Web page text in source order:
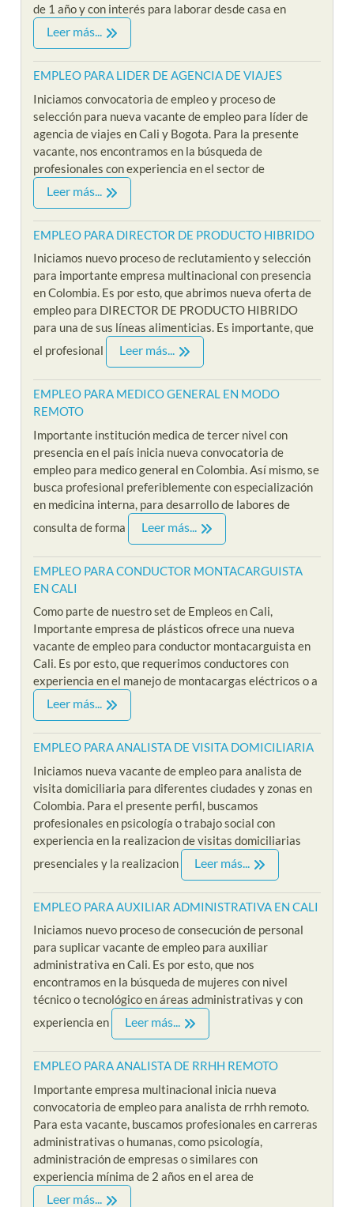
de 1 año y con interés para laborar desde casa en
Leer más...
EMPLEO PARA LIDER DE AGENCIA DE VIAJES
Iniciamos convocatoria de empleo y proceso de
selección para nueva vacante de empleo para líder de
agencia de viajes en Cali y Bogota. Para la presente
vacante, nos encontramos en la búsqueda de
profesionales con experiencia en el sector de
Leer más...
EMPLEO PARA DIRECTOR DE PRODUCTO HIBRIDO
Iniciamos nuevo proceso de reclutamiento y selección
para importante empresa multinacional con presencia
en Colombia. Es por esto, que abrimos nueva oferta de
empleo para DIRECTOR DE PRODUCTO HIBRIDO
para una de sus líneas alimenticias. Es importante, que
el profesional
Leer más...
EMPLEO PARA MEDICO GENERAL EN MODO
REMOTO
Importante institución medica de tercer nivel con
presencia en el país inicia nueva convocatoria de
empleo para medico general en Colombia. Así mismo, se
busca profesional preferiblemente con especialización
en medicina interna, para desarrollo de labores de
consulta de forma
Leer más...
EMPLEO PARA CONDUCTOR MONTACARGUISTA
EN CALI
Como parte de nuestro set de Empleos en Cali,
Importante empresa de plásticos ofrece una nueva
vacante de empleo para conductor montacarguista en
Cali. Es por esto, que requerimos conductores con
experiencia en el manejo de montacargas eléctricos o a
Leer más...
EMPLEO PARA ANALISTA DE VISITA DOMICILIARIA
Iniciamos nueva vacante de empleo para analista de
visita domiciliaria para diferentes ciudades y zonas en
Colombia. Para el presente perfil, buscamos
profesionales en psicología o trabajo social con
experiencia en la realizacion de visitas domiciliarias
presenciales y la realizacion
Leer más...
EMPLEO PARA AUXILIAR ADMINISTRATIVA EN CALI
Iniciamos nuevo proceso de consecución de personal
para suplicar vacante de empleo para auxiliar
administrativa en Cali. Es por esto, que nos
encontramos en la búsqueda de mujeres con nivel
técnico o tecnológico en áreas administrativas y con
experiencia en
Leer más...
EMPLEO PARA ANALISTA DE RRHH REMOTO
Importante empresa multinacional inicia nueva
convocatoria de empleo para analista de rrhh remoto.
Para esta vacante, buscamos profesionales en carreras
administrativas o humanas, como psicología,
administración de empresas o similares con
experiencia mínima de 2 años en el area de
Leer más...